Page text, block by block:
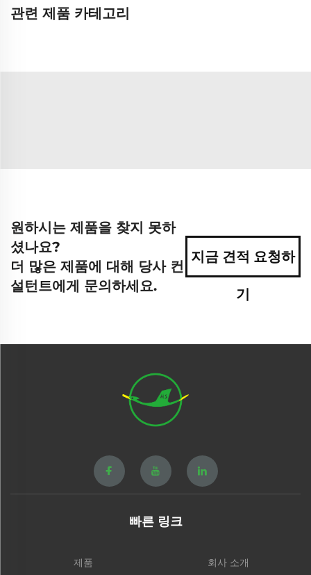
관련 제품 카테고리
원하시는 제품을 찾지 못하
셨나요?
더 많은 제품에 대해 당사 컨
설턴트에게 문의하세요.
지금 견적 요청하
기
빠른 링크
제품 회사 소개